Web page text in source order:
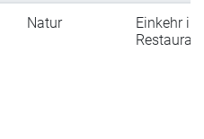
Natur
Einkehr in